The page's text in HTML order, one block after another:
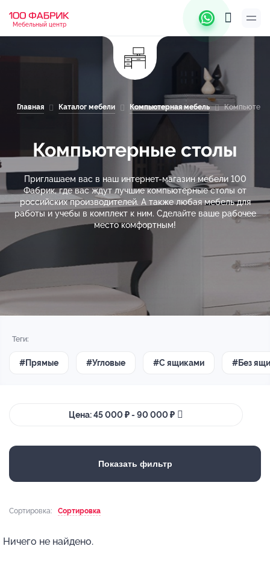
Мебельный центр
Главная Каталог мебели Компьютерная мебель
Компьютерные столы
Приглашаем вас в наш интернет-магазин мебели 100
Фабрик, где вас ждут лучшие компьютерные столы от
российских производителей. А также любая мебель для
работы и учебы в комплект к ним. Сделайте ваше рабочее
место комфортным!
Теги:
#Прямые #Угловые #С ящиками #Без
Цена: 45 000 ₽ - 90 000 ₽
Показать фильтр
Сортировка: Сортировка
Ничего не найдено.